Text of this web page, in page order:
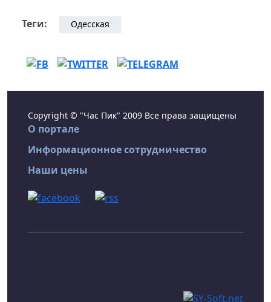
Теги: Одесская
Copyright © "Час Пик" 2009 Все права защищены
О портале
Информационное сотрудничество
Наши цены